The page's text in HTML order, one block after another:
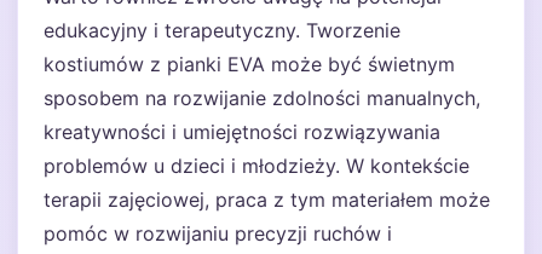
edukacyjny i terapeutyczny. Tworzenie
kostiumów z pianki EVA może być świetnym
sposobem na rozwijanie zdolności manualnych,
kreatywności i umiejętności rozwiązywania
problemów u dzieci i młodzieży. W kontekście
terapii zajęciowej, praca z tym materiałem może
pomóc w rozwijaniu precyzji ruchów i